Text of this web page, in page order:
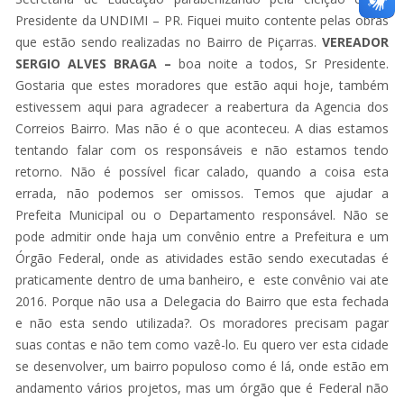
Presidente da UNDIMI – PR. Fiquei muito contente pelas obras
que estão sendo realizadas no Bairro de Piçarras. VEREADOR
SERGIO ALVES BRAGA – boa noite a todos, Sr Presidente.
Gostaria que estes moradores que estão aqui hoje, também
estivessem aqui para agradecer a reabertura da Agencia dos
Correios Bairro. Mas não é o que aconteceu. A dias estamos
tentando falar com os responsáveis e não estamos tendo
retorno. Não é possível ficar calado, quando a coisa esta
errada, não podemos ser omissos. Temos que ajudar a
Prefeita Municipal ou o Departamento responsável. Não se
pode admitir onde haja um convênio entre a Prefeitura e um
Órgão Federal, onde as atividades estão sendo executadas é
praticamente dentro de uma banheiro, e este convênio vai ate
2016. Porque não usa a Delegacia do Bairro que esta fechada
e não esta sendo utilizada?. Os moradores precisam pagar
suas contas e não tem como vazê-lo. Eu quero ver esta cidade
se desenvolver, um bairro populoso como é lá, onde estão em
andamento vários projetos, mas um órgão que é Federal não